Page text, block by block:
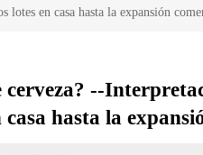
lotes en casa hasta la expansión
cerveza? --
casa hasta la